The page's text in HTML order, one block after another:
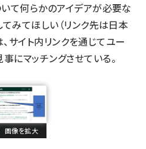
て何らかのアイデアが必要な
てみてほしい（リンク先は日本
サイト内リンクを通じてユー
にマッチングさせている。